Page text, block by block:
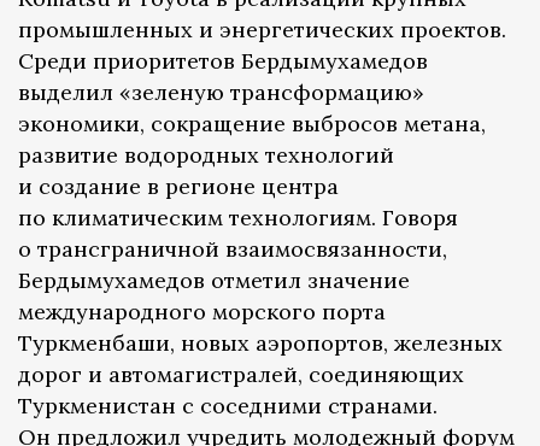
промышленных и энергетических проектов.
Среди приоритетов Бердымухамедов
выделил «зеленую трансформацию»
экономики, сокращение выбросов метана,
развитие водородных технологий
и создание в регионе центра
по климатическим технологиям. Говоря
о трансграничной взаимосвязанности,
Бердымухамедов отметил значение
международного морского порта
Туркменбаши, новых аэропортов, железных
дорог и автомагистралей, соединяющих
Туркменистан с соседними странами.
Он предложил учредить молодежный форум